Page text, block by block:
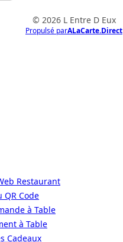
© 2026 L Entre D Eux
Propulsé parALaCarte.Direct
Restaurant
QR Code
à Table
à Table
Cadeaux